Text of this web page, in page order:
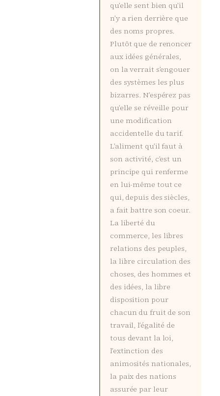
qu’elle sent bien qu’il
n’y a rien derrière que
des noms propres.
Plutôt que de renoncer
aux idées générales,
on la verrait s’engouer
des systèmes les plus
bizarres. N’espérez pas
qu’elle se réveille pour
une modification
accidentelle du tarif.
L’aliment qu’il faut à
son activité, c’est un
principe qui renferme
en lui-même tout ce
qui, depuis des siècles,
a fait battre son coeur.
La liberté du
commerce, les libres
relations des peuples,
la libre circulation des
choses, des hommes et
des idées, la libre
disposition pour
chacun du fruit de son
travail, l’égalité de
tous devant la loi,
l’extinction des
animosités nationales,
la paix des nations
assurée par leur